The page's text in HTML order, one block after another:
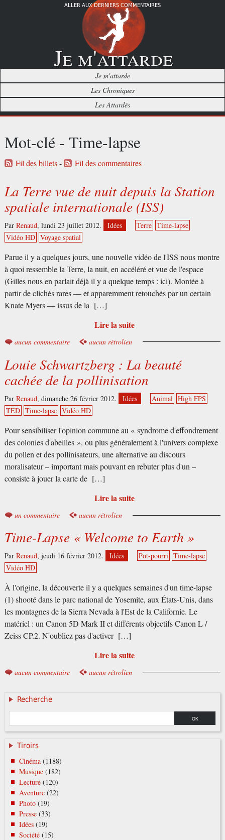
ALLER AUX DERNIERS COMMENTAIRES
Je m'attarde
Je m'attarde
Les Chroniques
Les Attardés
Mot-clé - Time-lapse
Fil des billets- Fil des commentaires
La Terre vue de nuit depuis la Station
spatiale internationale (ISS)
Par Renaud, lundi 23 juillet 2012. Idées Terre Time-lapse
Vidéo HD Voyage spatial
Parue il y a quelques jours, une nouvelle vidéo de l'ISS nous montre
à quoi ressemble la Terre, la nuit, en accéléré et vue de l'espace
(Gilles nous en parlait déjà il y a quelque temps : ici). Montée à
partir de clichés rares — et apparemment retouchés par un certain
Knate Myers — issus de la […]
Lire la suite
aucun commentaire aucun rétrolien
Louie Schwartzberg : La beauté
cachée de la pollinisation
Par Renaud, dimanche 26 février 2012. Idées Animal High FPS
TED Time-lapse Vidéo HD
Pour sensibiliser l'opinion commune au « syndrome d'effondrement
des colonies d'abeilles », ou plus généralement à l'univers complexe
du pollen et des pollinisateurs, une alternative au discours
moralisateur – important mais pouvant en rebuter plus d'un –
consiste à jouer la carte de […]
Lire la suite
un commentaire aucun rétrolien
Time-Lapse « Welcome to Earth »
Par Renaud, jeudi 16 février 2012. Idées Pot-pourri Time-lapse
Vidéo HD
À l'origine, la découverte il y a quelques semaines d'un time-lapse
(1) shooté dans le parc national de Yosemite, aux États-Unis, dans
les montagnes de la Sierra Nevada à l'Est de la Californie. Le
matériel : un Canon 5D Mark II et différents objectifs Canon L /
Zeiss CP.2. N'oubliez pas d'activer […]
Lire la suite
aucun commentaire aucun rétrolien
Recherche
Tiroirs
Cinéma (1188)
Musique (182)
Lecture (120)
Aventure (22)
Photo (19)
Presse (33)
Idées (19)
Société (15)